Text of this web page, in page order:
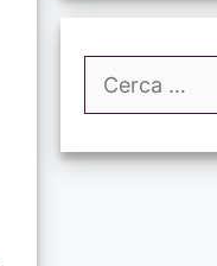
Ricerca